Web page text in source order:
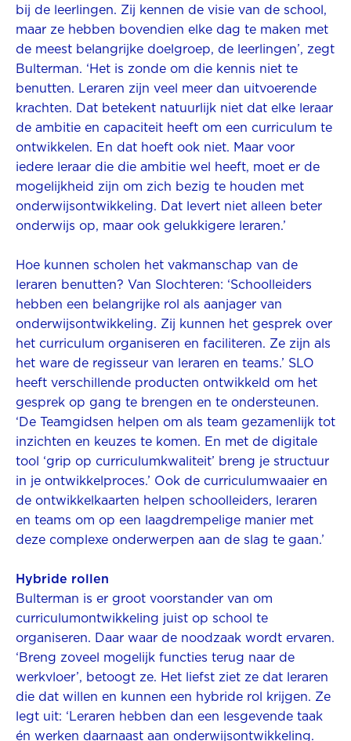
bij de leerlingen. Zij kennen de visie van de school,
maar ze hebben bovendien elke dag te maken met
de meest belangrijke doelgroep, de leerlingen’, zegt
Bulterman. ‘Het is zonde om die kennis niet te
benutten. Leraren zijn veel meer dan uitvoerende
krachten. Dat betekent natuurlijk niet dat elke leraar
de ambitie en capaciteit heeft om een curriculum te
ontwikkelen. En dat hoeft ook niet. Maar voor
iedere leraar die die ambitie wel heeft, moet er de
mogelijkheid zijn om zich bezig te houden met
onderwijsontwikkeling. Dat levert niet alleen beter
onderwijs op, maar ook gelukkigere leraren.’
Hoe kunnen scholen het vakmanschap van de
leraren benutten? Van Slochteren: ‘Schoolleiders
hebben een belangrijke rol als aanjager van
onderwijsontwikkeling. Zij kunnen het gesprek over
het curriculum organiseren en faciliteren. Ze zijn als
het ware de regisseur van leraren en teams.’ SLO
heeft verschillende producten ontwikkeld om het
gesprek op gang te brengen en te ondersteunen.
‘De Teamgidsen helpen om als team gezamenlijk tot
inzichten en keuzes te komen. En met de digitale
tool ‘grip op curriculumkwaliteit’ breng je structuur
in je ontwikkelproces.’ Ook de curriculumwaaier en
de ontwikkelkaarten helpen schoolleiders, leraren
en teams om op een laagdrempelige manier met
deze complexe onderwerpen aan de slag te gaan.’
Hybride rollen
Bulterman is er groot voorstander van om
curriculumontwikkeling juist op school te
organiseren. Daar waar de noodzaak wordt ervaren.
‘Breng zoveel mogelijk functies terug naar de
werkvloer’, betoogt ze. Het liefst ziet ze dat leraren
die dat willen en kunnen een hybride rol krijgen. Ze
legt uit: ‘Leraren hebben dan een lesgevende taak
én werken daarnaast aan onderwijsontwikkeling.